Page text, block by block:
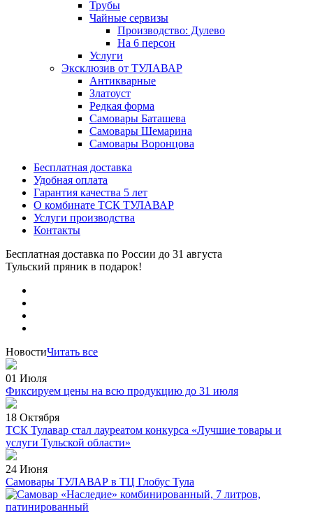
Трубы
Чайные сервизы
Производство: Дулево
На 6 персон
Услуги
Эксклюзив от ТУЛАВАР
Антикварные
Златоуст
Редкая форма
Самовары Баташева
Самовары Шемарина
Самовары Воронцова
Бесплатная доставка
Удобная оплата
Гарантия качества 5 лет
О комбинате ТСК ТУЛАВАР
Услуги производства
Контакты
Бесплатная доставка по России до 31 августа
Тульский пряник в подарок!
НовостиЧитать все
01 Июля
Фиксируем цены на всю продукцию до 31 июля
18 Октября
ТСК Тулавар стал лауреатом конкурса «Лучшие товары и
услуги Тульской области»
24 Июня
Самовары ТУЛАВАР в ТЦ Глобус Тула